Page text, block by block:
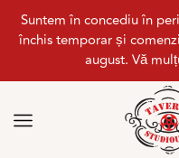
Suntem în concediu în
închis temporar și
august. Vă